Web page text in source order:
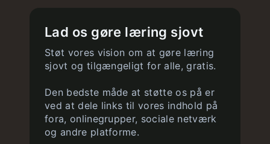
Lad os gøre læring sjovt
Støt vores vision om at gøre læring
sjovt og tilgængeligt for alle, gratis.
Den bedste måde at støtte os på er
ved at dele links til vores indhold på
fora, onlinegrupper, sociale netværk
og andre platforme.